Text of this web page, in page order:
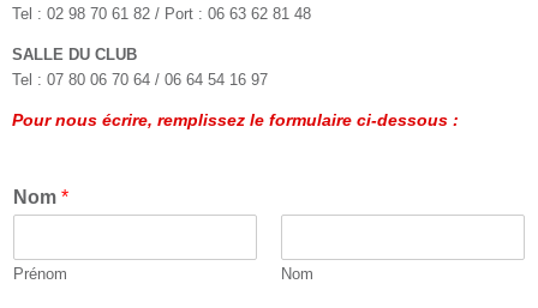
Tel : 02 98 70 61 82 / Port : 06 63 62 81 48
SALLE DU CLUB
Tel : 07 80 06 70 64 / 06 64 54 16 97
Pour nous écrire, remplissez le formulaire ci-dessous :
Nom *
Prénom Nom